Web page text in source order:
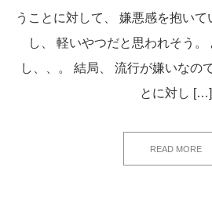
うことに対して、 嫌悪感を抱い
し、 軽いやつだと思われそう
し、、。 結局、 流行が嫌いなの
とに対し […]
READ MORE